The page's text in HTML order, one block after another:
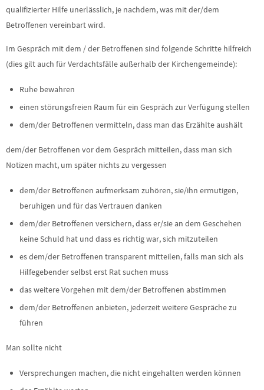
qualifizierter Hilfe unerlässlich, je nachdem, was mit der/dem
Betroffenen vereinbart wird.
Im Gespräch mit dem / der Betroffenen sind folgende Schritte hilfreich
(dies gilt auch für Verdachtsfälle außerhalb der Kirchengemeinde):
Ruhe bewahren
einen störungsfreien Raum für ein Gespräch zur Verfügung stellen
dem/der Betroffenen vermitteln, dass man das Erzählte aushält
dem/der Betroffenen vor dem Gespräch mitteilen, dass man sich
Notizen macht, um später nichts zu vergessen
dem/der Betroffenen aufmerksam zuhören, sie/ihn ermutigen,
beruhigen und für das Vertrauen danken
dem/der Betroffenen versichern, dass er/sie an dem Geschehen
keine Schuld hat und dass es richtig war, sich mitzuteilen
es dem/der Betroffenen transparent mitteilen, falls man sich als
Hilfegebender selbst erst Rat suchen muss
das weitere Vorgehen mit dem/der Betroffenen abstimmen
dem/der Betroffenen anbieten, jederzeit weitere Gespräche zu
führen
Man sollte nicht
Versprechungen machen, die nicht eingehalten werden können